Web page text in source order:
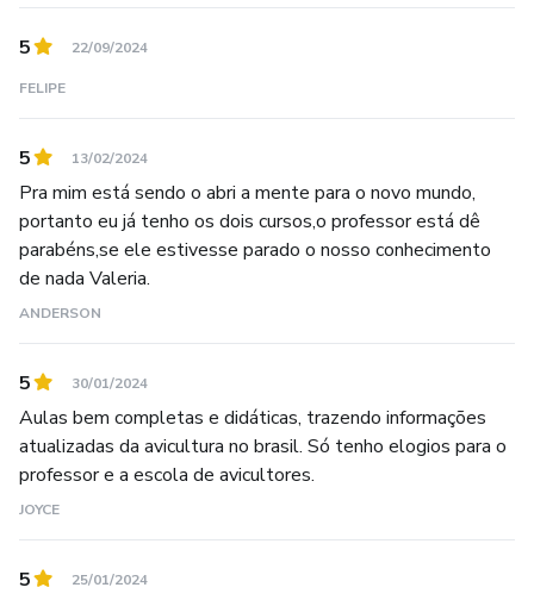
Graduado em Zootecnia pela Universidade Estadual de
Araraquara – UNIARA, pautou seus estudos no
desenvolvimento de sistemas sustentáveis de produção
de ovos e na busca constante pela máxima eficiência e
rentabilidade da atividade.
5 22/09/2024
FELIPE
5 13/02/2024
Pra mim está sendo o abri a mente para o novo mundo,
portanto eu já tenho os dois cursos,o professor está dê
parabéns,se ele estivesse parado o nosso conhecimento
de nada Valeria.
ANDERSON
5 30/01/2024
Aulas bem completas e didáticas, trazendo informações
atualizadas da avicultura no brasil. Só tenho elogios para o
professor e a escola de avicultores.
JOYCE
5 25/01/2024